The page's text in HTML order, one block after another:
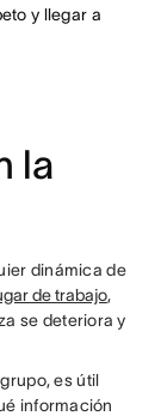
y llegar a
la
dinámica de
de trabajo,
se deteriora y
es útil
información